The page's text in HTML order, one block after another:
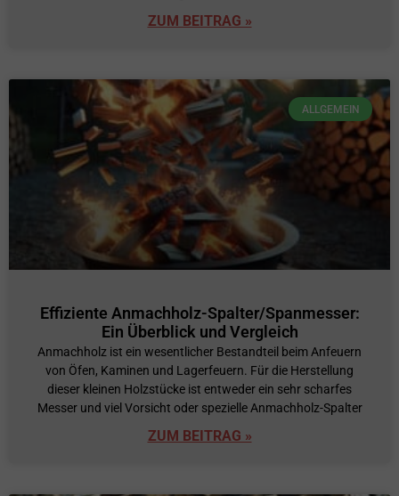
ZUM BEITRAG »
ALLGEMEIN
Effiziente Anmachholz-Spalter/Spanmesser:
Ein Überblick und Vergleich
Anmachholz ist ein wesentlicher Bestandteil beim Anfeuern
von Öfen, Kaminen und Lagerfeuern. Für die Herstellung
dieser kleinen Holzstücke ist entweder ein sehr scharfes
Messer und viel Vorsicht oder spezielle Anmachholz-Spalter
ZUM BEITRAG »